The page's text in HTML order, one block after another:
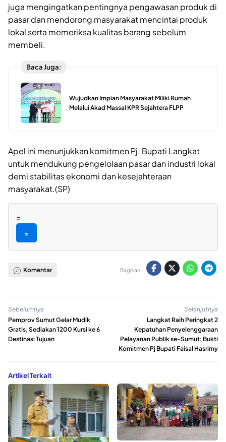
juga mengingatkan pentingnya pengawasan produk di
pasar dan mendorong masyarakat mencintai produk
lokal serta memeriksa kualitas barang sebelum
membeli.
Baca Juga:
Wujudkan Impian Masyarakat Miliki Rumah
Melalui Akad Massal KPR Sejahtera FLPP
Apel ini menunjukkan komitmen Pj. Bupati Langkat
untuk mendukung pengelolaan pasar dan industri lokal
demi stabilitas ekonomi dan kesejahteraan
masyarakat.(SP)
=
=
Komentar Bagikan:
Sebelumnya
Pemprov Sumut Gelar Mudik
Gratis, Sediakan 1200 Kursi ke 6
Destinasi Tujuan
Selanjutnya
Langkat Raih Peringkat 2
Kepatuhan Penyelenggaraan
Pelayanan Publik se-Sumut: Bukti
Komitmen Pj Bupati Faisal Hasrimy
Artikel Terkait